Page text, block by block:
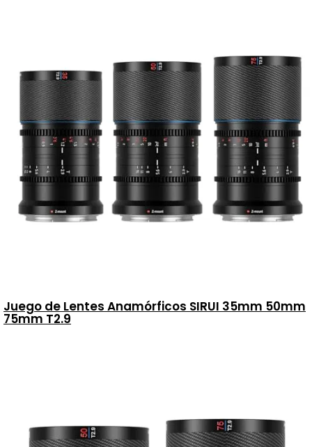
Juego de Lentes Anamórficos SIRUI 35mm 50mm
75mm T2.9